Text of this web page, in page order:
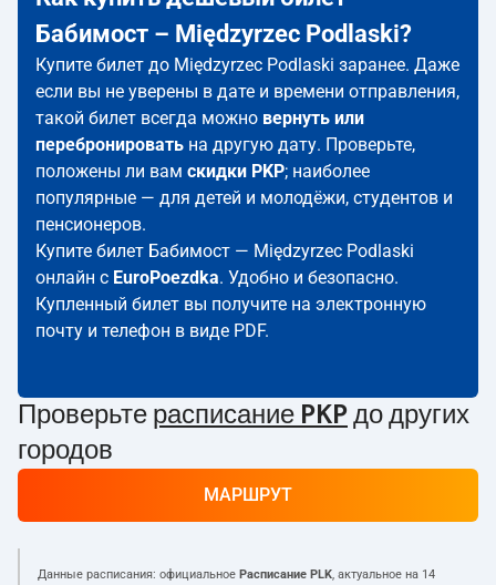
Бабимост – Międzyrzec Podlaski?
Купите билет до Międzyrzec Podlaski заранее. Даже
если вы не уверены в дате и времени отправления,
такой билет всегда можно вернуть или
перебронировать на другую дату. Проверьте,
положены ли вам скидки PKP; наиболее
популярные — для детей и молодёжи, студентов и
пенсионеров.
Купите билет Бабимост — Międzyrzec Podlaski
онлайн с EuroPoezdka. Удобно и безопасно.
Купленный билет вы получите на электронную
почту и телефон в виде PDF.
Проверьте расписание PKP до других
городов
МАРШРУТ
Данные расписания: официальное Расписание PLK, актуальное на 14